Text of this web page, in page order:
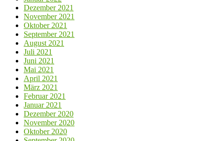
Dezember 2021
November 2021
Oktober 2021
September 2021
August 2021
Juli 2021
Juni 2021
Mai 2021
April 2021
März 2021
Februar 2021
Januar 2021
Dezember 2020
November 2020
Oktober 2020